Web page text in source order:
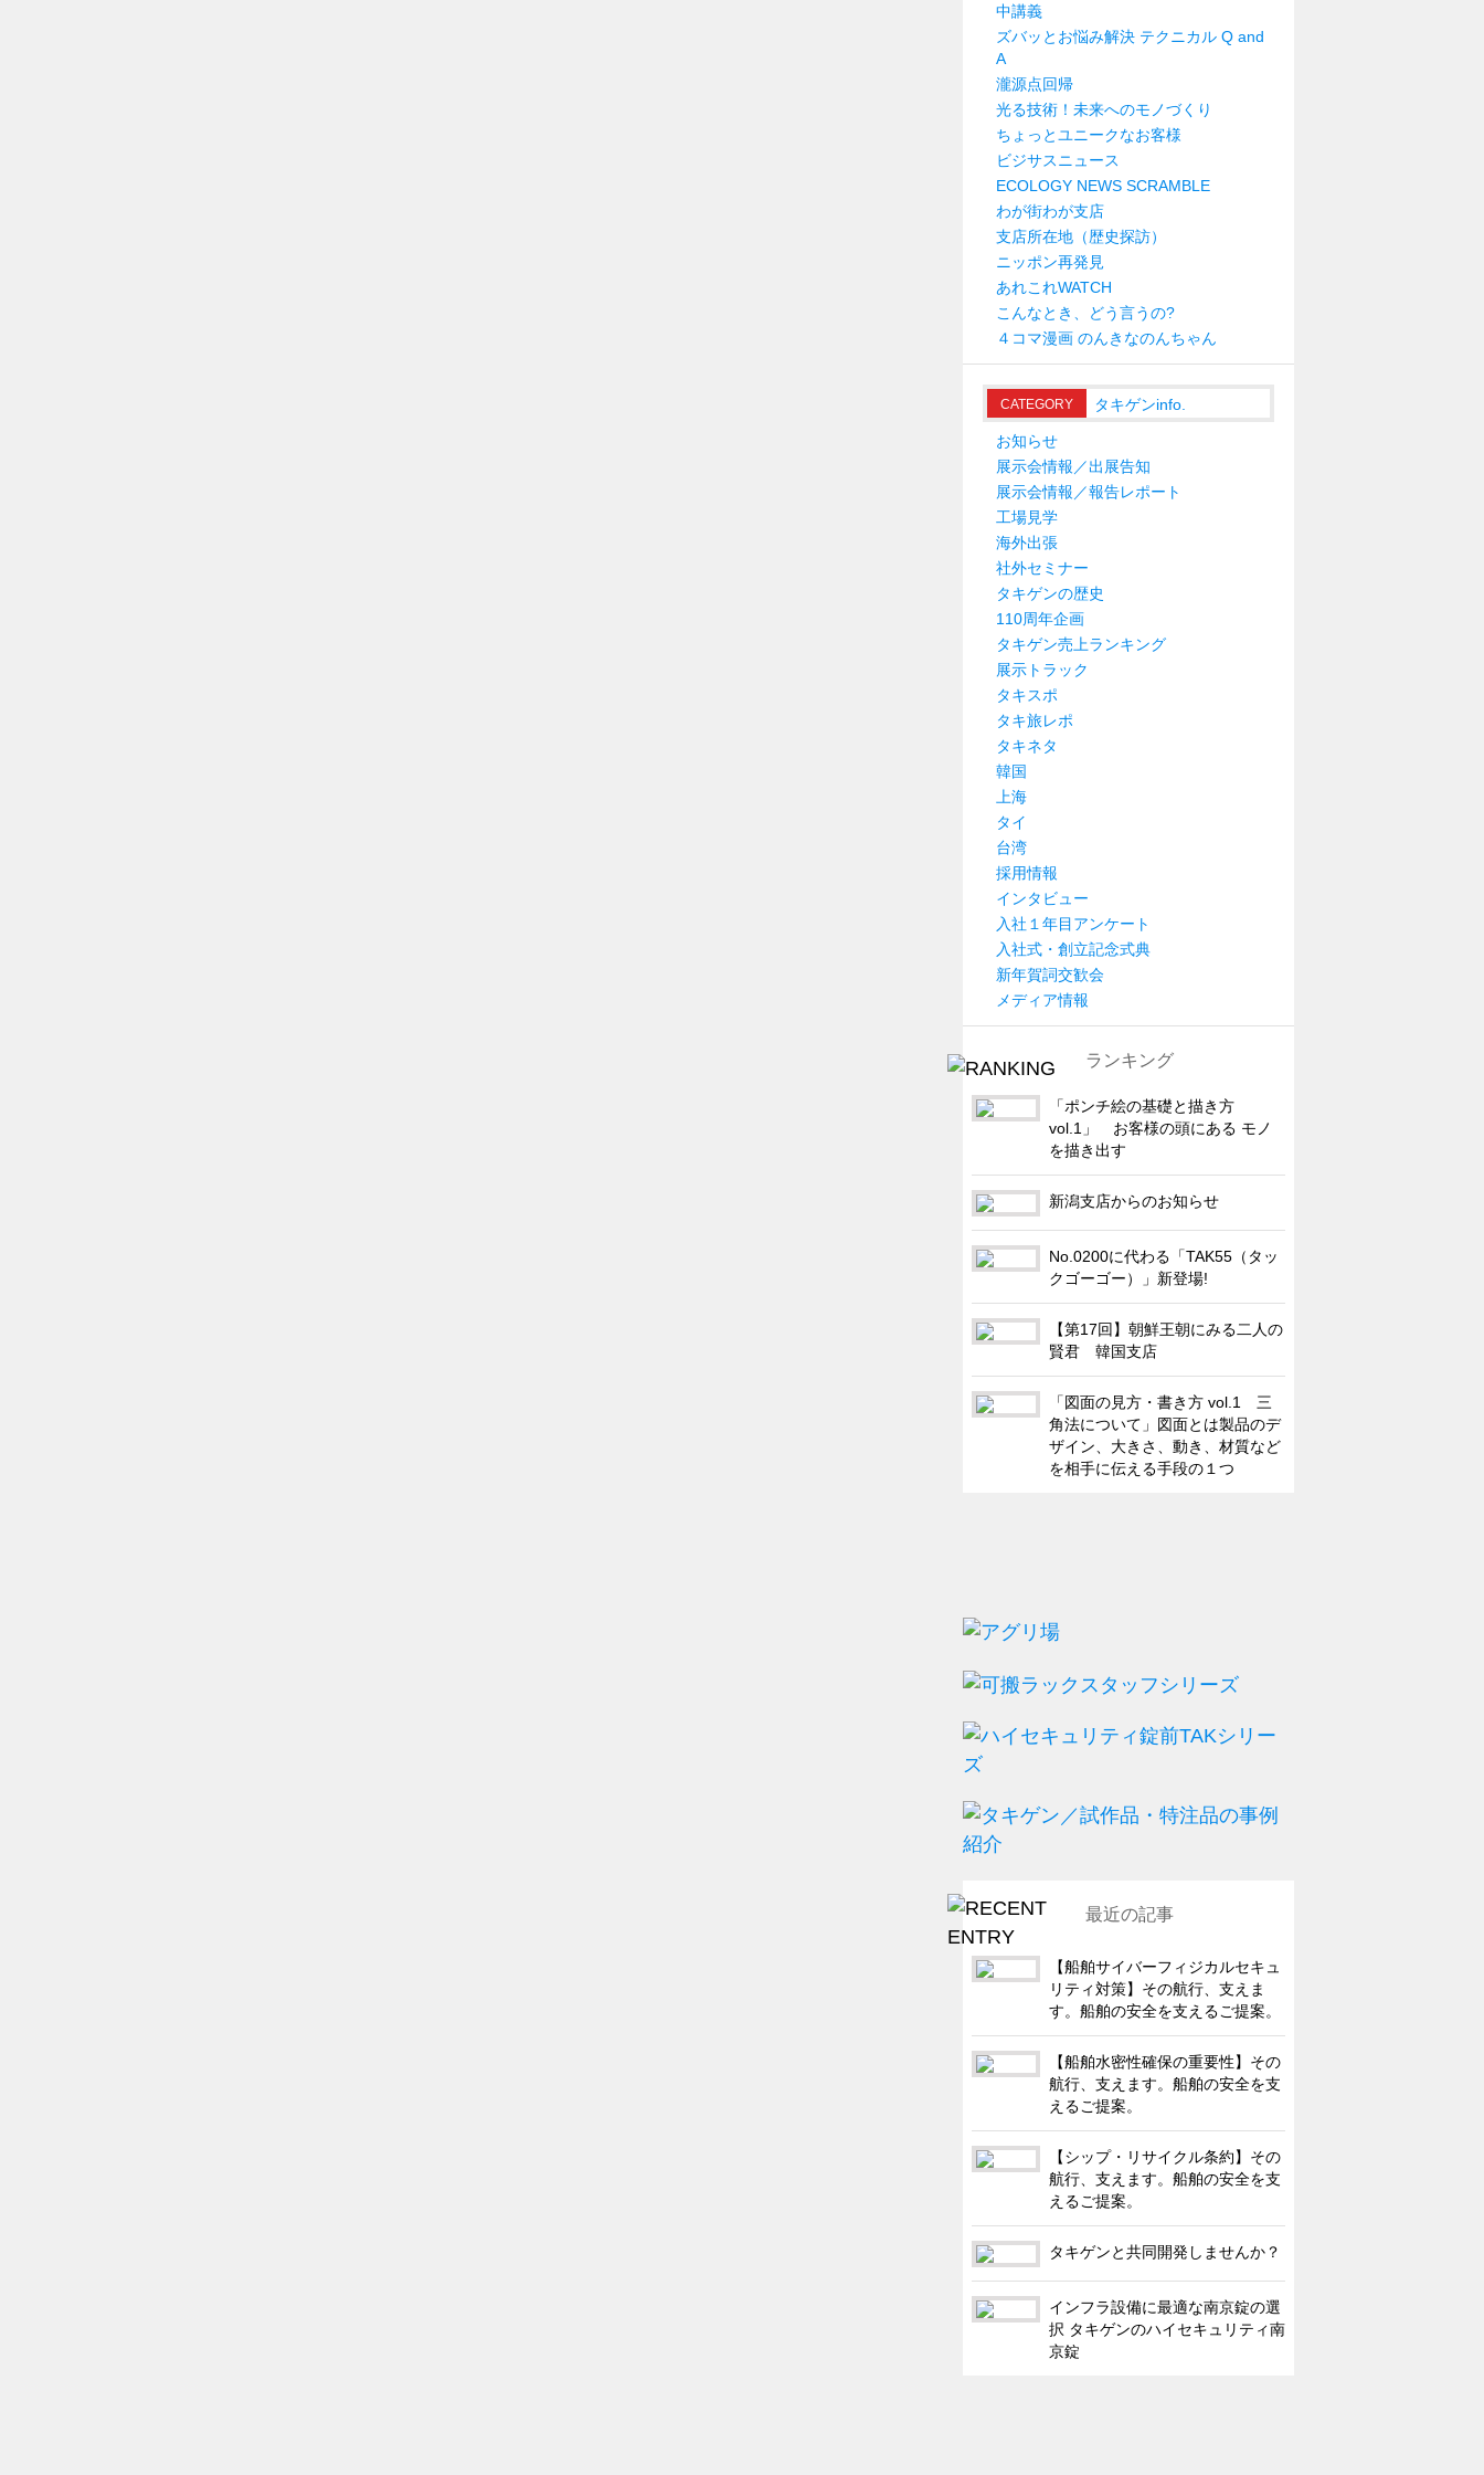
中講義
ズバッとお悩み解決 テクニカル Q and
A
瀧源点回帰
光る技術！未来へのモノづくり
ちょっとユニークなお客様
ビジサスニュース
ECOLOGY NEWS SCRAMBLE
わが街わが支店
支店所在地（歴史探訪）
ニッポン再発見
あれこれWATCH
こんなとき、どう言うの?
４コマ漫画 のんきなのんちゃん
CATEGORY タキゲンinfo.
お知らせ
展示会情報／出展告知
展示会情報／報告レポート
工場見学
海外出張
社外セミナー
タキゲンの歴史
110周年企画
タキゲン売上ランキング
展示トラック
タキスポ
タキ旅レポ
タキネタ
韓国
上海
タイ
台湾
採用情報
インタビュー
入社１年目アンケート
入社式・創立記念式典
新年賀詞交歓会
メディア情報
ランキング
「ポンチ絵の基礎と描き方
vol.1」 お客様の頭にある モノ
を描き出す
新潟支店からのお知らせ
No.0200に代わる「TAK55（タッ
クゴーゴー）」新登場!
【第17回】朝鮮王朝にみる二人の
賢君 韓国支店
「図面の見方・書き方 vol.1 三
角法について」図面とは製品のデ
ザイン、大きさ、動き、材質など
を相手に伝える手段の１つ
最近の記事
【船舶サイバーフィジカルセキュ
リティ対策】その航行、支えま
す。船舶の安全を支えるご提案。
【船舶水密性確保の重要性】その
航行、支えます。船舶の安全を支
えるご提案。
【シップ・リサイクル条約】その
航行、支えます。船舶の安全を支
えるご提案。
タキゲンと共同開発しませんか？
インフラ設備に最適な南京錠の選
択 タキゲンのハイセキュリティ南
京錠